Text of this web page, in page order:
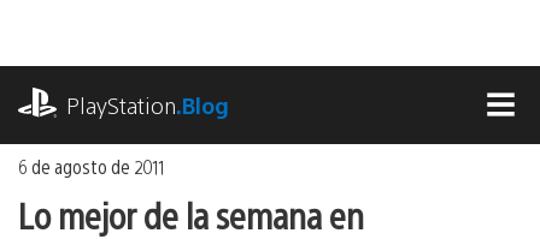
contenido
PlayStation.Blog
6 de agosto de 2011
Lo mejor de la semana en